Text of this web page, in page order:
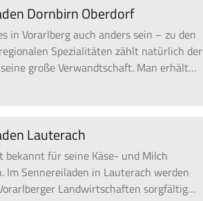
Dornbirn Oberdorf
in Vorarlberg auch anders sein – zu den
Spezialitäten zählt natürlich der
große Verwandtschaft. Man erhält…
Lauterach
bekannt für seine Käse- und Milch
Im Sennereiladen in Lauterach werden
Landwirtschaften sorgfältig…